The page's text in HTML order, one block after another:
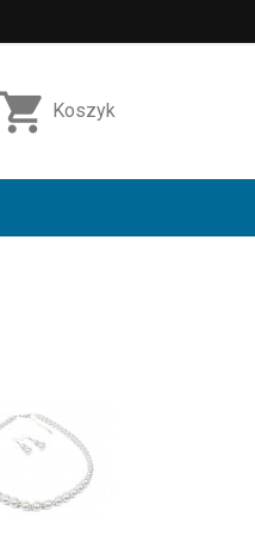
shopping_cart Koszyk